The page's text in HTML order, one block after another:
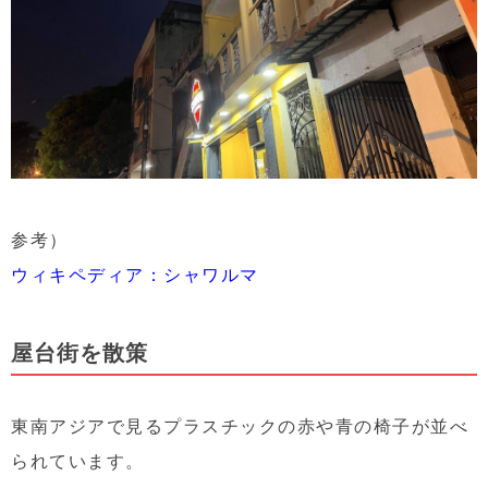
参考）
ウィキペディア：シャワルマ
屋台街を散策
東南アジアで見るプラスチックの赤や青の椅子が並べ
られています。